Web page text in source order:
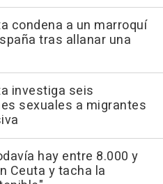
condena a un marroquí
tras allanar una
investiga seis
sexuales a migrantes
hay entre 8.000 y
Ceuta y tacha la